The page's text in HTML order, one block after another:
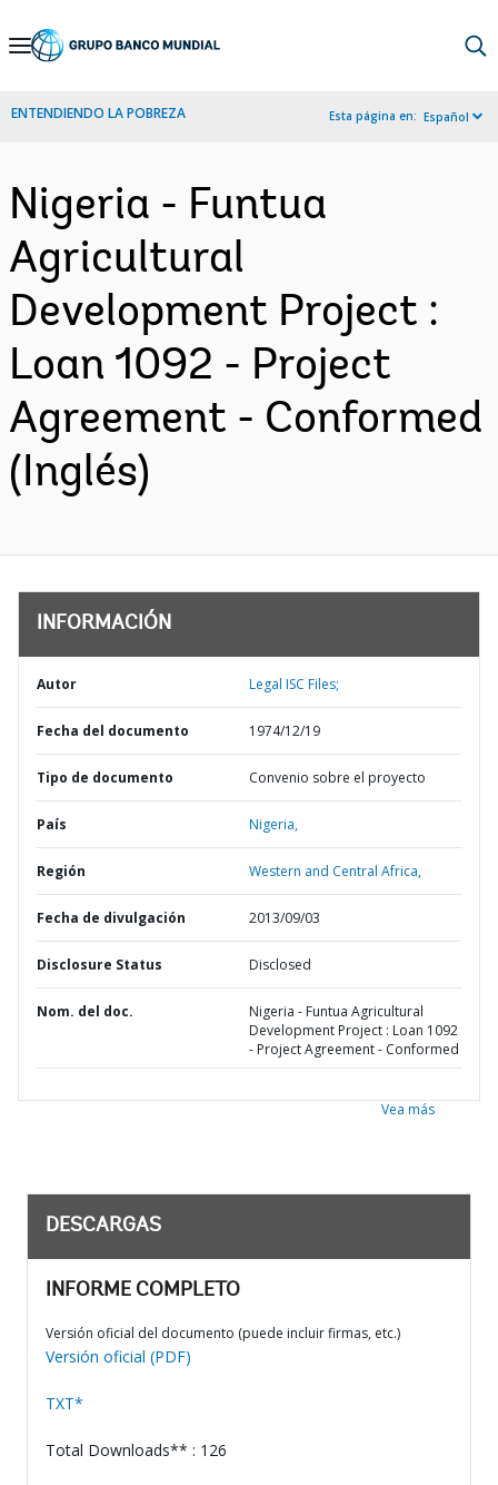
Skip
Navigation
ENTENDIENDO LA POBREZA Esta página en: Español
Nigeria - Funtua
Agricultural
Development Project :
Loan 1092 - Project
Agreement - Conformed
(Inglés)
INFORMACIÓN
Autor Legal ISC Files;
Fecha del documento 1974/12/19
Tipo de documento Convenio sobre el proyecto
País Nigeria,
Región Western and Central Africa,
Fecha de divulgación 2013/09/03
Disclosure Status Disclosed
Nom. del doc.
Nigeria - Funtua Agricultural
Development Project : Loan 1092
- Project Agreement - Conformed
Vea más
DESCARGAS
INFORME COMPLETO
Versión oficial del documento (puede incluir firmas, etc.)
Versión oficial (PDF)
TXT*
Total Downloads** : 126